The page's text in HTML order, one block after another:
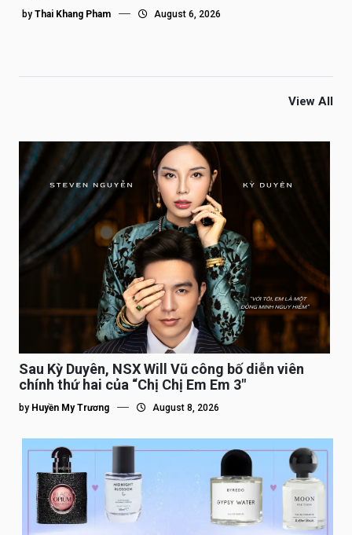
by Thai Khang Pham August 6, 2026
View All
Sau Kỳ Duyên, NSX Will Vũ công bố diễn viên
chính thứ hai của “Chị Chị Em Em 3″
by Huyền My Trương August 8, 2026